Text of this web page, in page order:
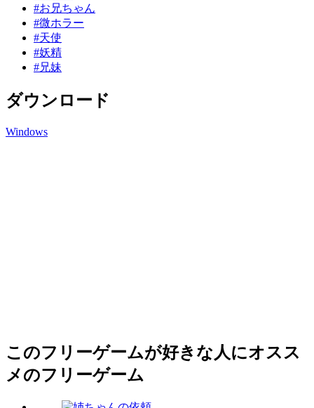
#お兄ちゃん
#微ホラー
#天使
#妖精
#兄妹
ダウンロード
Windows
このフリーゲームが好きな人にオスス
メのフリーゲーム